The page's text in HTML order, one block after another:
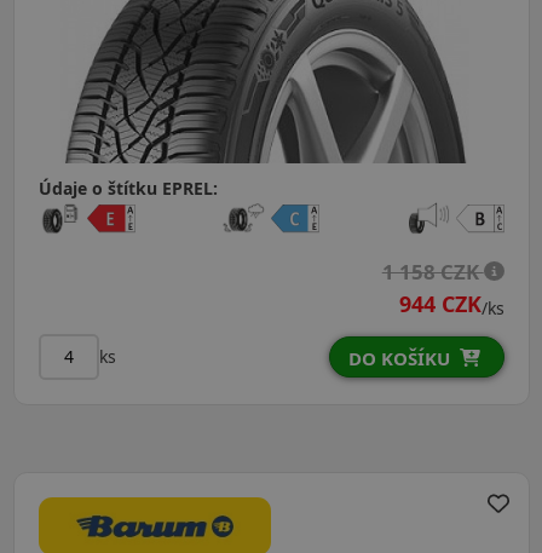
Údaje o štítku EPREL:
1 158 CZK
944 CZK/ks
ks DO KOŠÍKU